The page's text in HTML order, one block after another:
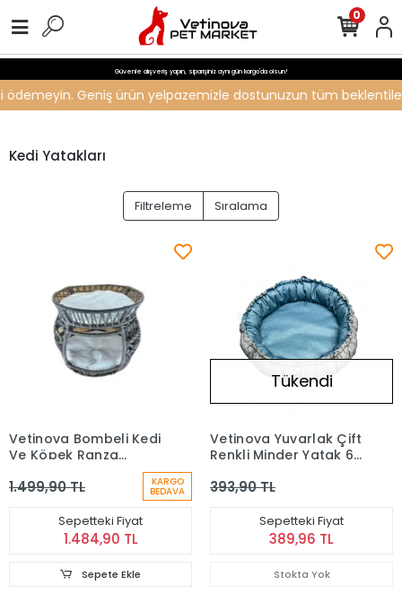
Güvenle alışveriş yapın, siparişiniz aynı gün kargo'da olsun!
Geniş ürün yelpazemizle dostunuzun tüm
0
Kedi Yatakları
Filtreleme Sıralama
Vetinova Bombeli Kedi
Ve Köpek Ranza
1.499,90 TL KARGO
BEDAVA
Sepetteki Fiyat
1.484,90 TL
Sepete Ekle
Tükendi
Vetinova Yuvarlak Çift
Renkli Minder Yatak 60
393,90 TL
Sepetteki Fiyat
389,96 TL
Stokta Yok